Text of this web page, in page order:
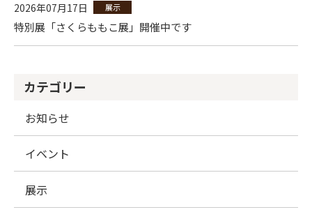
2026年07月17日 展示
特別展「さくらももこ展」開催中です
カテゴリー
お知らせ
イベント
展示